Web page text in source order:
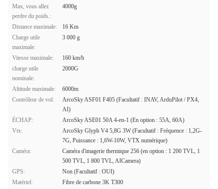
Max, vous allez
perdre du poids.:
4000g
Distance maximale:
16 Km
Charge utile
maximale:
3 000 g
Vitesse maximale:
160 km/h
charge utile
nominale:
2000G
Altitude maximale:
6000m
Contrôleur de vol:
ArcoSky ASF01 F405 (Facultatif : INAV, ArduPilot / PX4,
AI)
ÉCHAP:
ArcoSky ASE01 50A 4-en-1 (En option : 55A, 60A)
Vtx:
ArcoSky Glyph V4 5,8G 3W (Facultatif : Fréquence : 1,2G-
7G, Puissance : 1,6W-10W, VTX numérique)
Caméra:
Caméra d'imagerie thermique 256 (en option : 1 200 TVL, 1
500 TVL, 1 800 TVL, AICamera)
GPS:
Non (Facultatif : OUI)
Matériel:
Fibre de carbone 3K T300